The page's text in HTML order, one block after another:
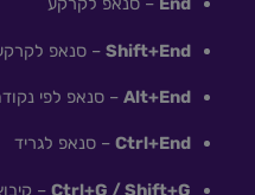
Shift+End– סנאפ
Alt+End– סנאפ לפי
Ctrl+End– סנאפ לגריד
Ctrl+G / Shift+G
–